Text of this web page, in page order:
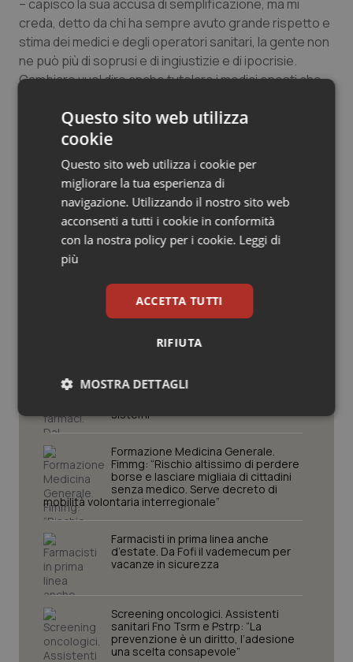
Salute orale & impianti
Sangue & coagulazione
Tumore al seno
Tumore ovarico
Tumori del Polmone & Testa Collo
Tumori gastrointestinali
Ulcera & Reflusso
– capisco la sua accusa di semplificazione, ma mi
creda, detto da chi ha sempre avuto grande rispetto e
stima dei medici e degli operatori sanitari, la gente non
ne può più di soprusi e di ingiustizie e di ipocrisie.
Cambiare vuol dire anche tutelare i medici onesti che
© Riproduzione riservata
Potrebbe interessarti in
Lavoro e Professioni
Tracciabilità dei farmaci. Dal Ministero
le istruzioni per il Data Matrix. Entro l’8
sistemi
Formazione Medicina Generale.
Fimmg: “Rischio altissimo di perdere
borse e lasciare migliaia di cittadini
senza medico. Serve decreto di
mobilità volontaria interregionale”
Farmacisti in prima linea anche
d’estate. Da Fofi il vademecum per
vacanze in sicurezza
Screening oncologici. Assistenti
sanitari Fno Tsrm e Pstrp: “La
prevenzione è un diritto, l’adesione
una scelta consapevole”
Questo sito web utilizza
cookie
Questo sito web utilizza i cookie per
migliorare la tua esperienza di
navigazione. Utilizzando il nostro sito web
acconsenti a tutti i cookie in conformità
con la nostra policy per i cookie. Leggi di
più
ACCETTA TUTTI
RIFIUTA
MOSTRA DETTAGLI
Necessari Statistici Marketing
I cookie necessari contribuiscono a rendere fruibile il
sito web abilitandone funzionalità di base quali la
protette del sito. Il sito web non è in grado di
funzionare correttamente senza questi cookie.
Nome
Fornitore /Dominio
VISITOR_PRIVACY_METADATA
YouTube